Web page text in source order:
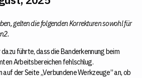
gelten die folgenden Korrekturen sowohl für
führte, dass die Banderkennung beim
Arbeitsbereichen fehlschlug.
der Seite „Verbundene Werkzeuge” an, ob